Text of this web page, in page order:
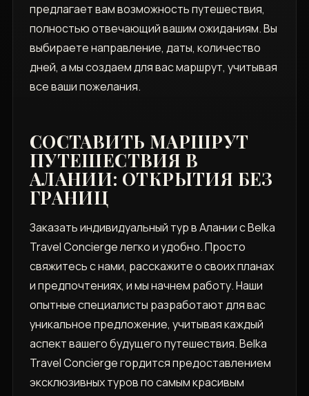
предлагает вам возможность путешествия,
полностью отвечающий вашим ожиданиям. Вы
выбираете направление, даты, количество
дней, а мы создаем для вас маршрут, учитывая
все ваши пожелания.
СОСТАВИТЬ МАРШРУТ
ПУТЕШЕСТВИЯ В
АЛАНИИ: ОТКРЫТИЯ БЕЗ
ГРАНИЦ
Заказать индивидуальный тур в Алании с Belka
Travel Concierge легко и удобно. Просто
свяжитесь с нами, расскажите о своих планах
и предпочтениях, и мы начнем работу. Наши
опытные специалисты разработают для вас
уникальное предложение, учитывая каждый
аспект вашего будущего путешествия. Belka
Travel Concierge гордится предоставлением
эксклюзивных туров по самым красивым